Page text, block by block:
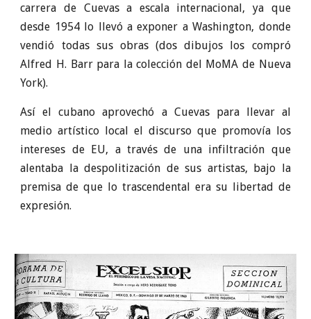
carrera de Cuevas a escala internacional, ya que
desde 1954 lo llevó a exponer a Washington, donde
vendió todas sus obras (dos dibujos los compró
Alfred H. Barr para la colección del MoMA de Nueva
York).
Así el cubano aprovechó a Cuevas para llevar al
medio artístico local el discurso que promovía los
intereses de EU, a través de una infiltración que
alentaba la despolitización de sus artistas, bajo la
premisa de que lo trascendental era su libertad de
expresión.